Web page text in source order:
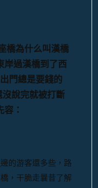
橋為什么叫漢橋
岸過漢橋到了西
門總是要錢的
沒說完就被打斷
容：
的游客還多些，路
，干脆走曩昔了解